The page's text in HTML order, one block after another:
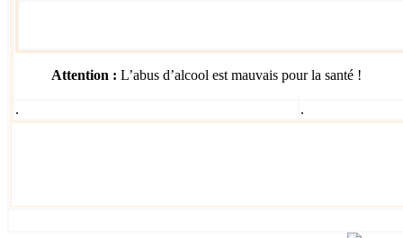
Attention : L’abus d’alcool est mauvais pour la santé !
. .